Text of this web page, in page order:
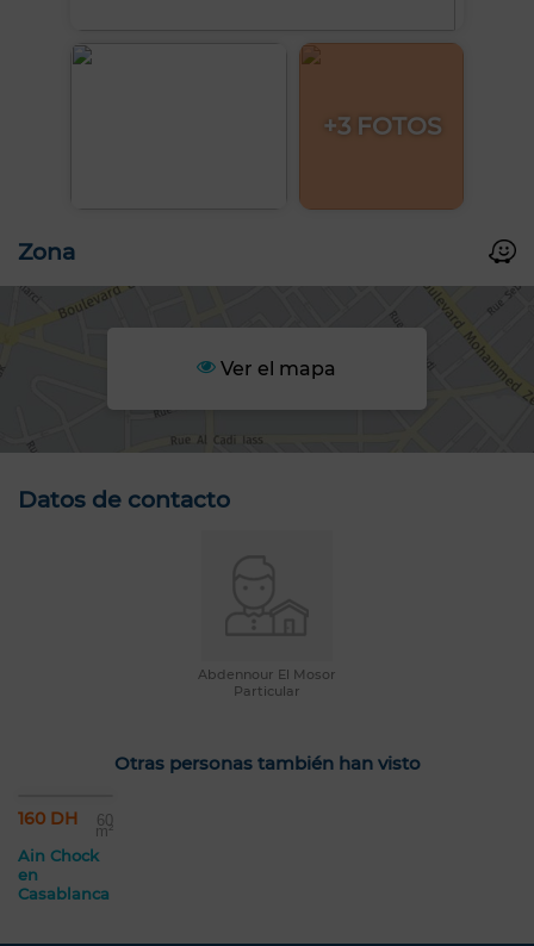
+3 FOTOS
Zona
Ver el mapa
Datos de contacto
Abdennour El Mosor
Particular
Otras personas también han visto
160 DH 60
m²
Ain Chock
en
Casablanca